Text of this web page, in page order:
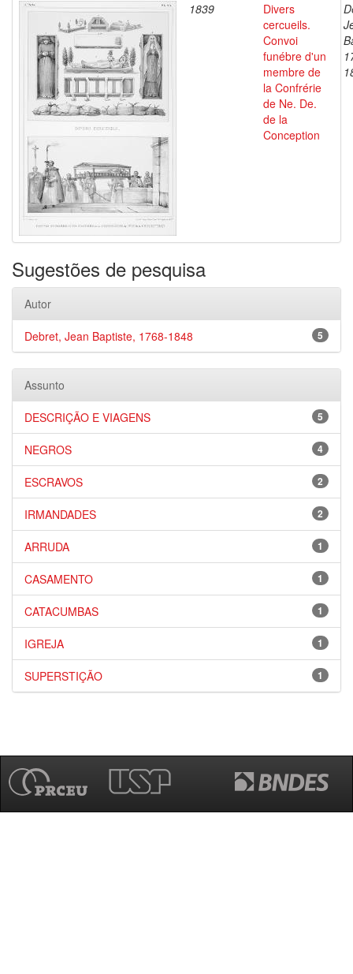
1839
Divers
cercueils.
Convoi
funébre d'un
membre de
la Confrérie
de Ne. De.
de la
Conception
Sugestões de pesquisa
Autor
5
Debret, Jean Baptiste, 1768-1848
Assunto
5
DESCRIÇÃO E VIAGENS
4
NEGROS
2
ESCRAVOS
2
IRMANDADES
1
ARRUDA
1
CASAMENTO
1
CATACUMBAS
1
IGREJA
1
SUPERSTIÇÃO